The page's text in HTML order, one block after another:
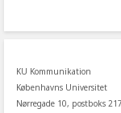
KU Kommunikation
Københavns Universitet
Nørregade 10, postboks